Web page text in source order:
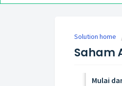
Solution home
Saham
Mulai